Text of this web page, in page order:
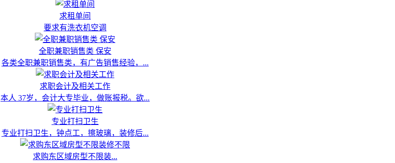
求租单间
要求有洗衣机空调
全职兼职销售类 保安
各类全职兼职销售类，有广告销售经验，...
求职会计及相关工作
本人 37岁，会计大专毕业，做账报税。欲...
专业打扫卫生
专业打扫卫生，钟点工，擦玻璃，装修后...
求购东区域房型不限装...